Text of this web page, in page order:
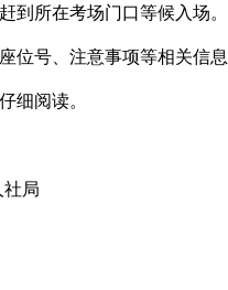
到所在考场门口等候入场。
位号、注意事项等相关信息
细阅读。
局